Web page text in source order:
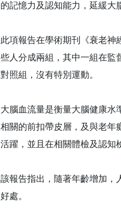
的記憶力及認知能力，延緩大
此項報告在學術期刊《衰老神
些人分成兩組，其中一組在監
對照組，沒有特別運動。
大腦血流量是衡量大腦健康水
相關的前扣帶皮層，及與老年
活躍，並且在相關體檢及認知
該報告指出，隨著年齡增加，
好處。